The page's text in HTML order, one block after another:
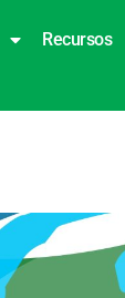
Recursos